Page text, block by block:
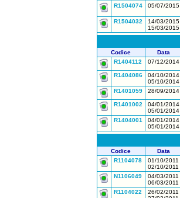
R1504074 05/07/2015
R1504032
14/03/2015
15/03/2015
Codice Data
R1404112
07/12/2014
R1404086
04/10/2014
05/10/2014
R1401059 28/09/2014
R1401002
04/01/2014
05/01/2014
R1404001
04/01/2014
05/01/2014
Codice Data
R1104078
01/10/2011
02/10/2011
N1106049
04/03/2011
06/03/2011
R1104022
26/02/2011